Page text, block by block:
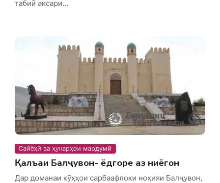
табиӣ аксари...
Сайёҳӣ ва ҳунарҳои мардумӣ
Қалъаи Балҷувон- ёдгоре аз ниёгон
Дар доманаи кӯҳҳои сарбаафлоки ноҳияи Балҷувон,